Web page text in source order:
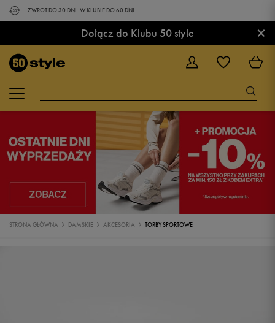
ZWROT DO 30 DNI. W KLUBIE DO 60 DNI.
Dołącz do Klubu 50 style ×
STRONA GŁÓWNA DAMSKIE AKCESORIA TORBY SPORTOWE